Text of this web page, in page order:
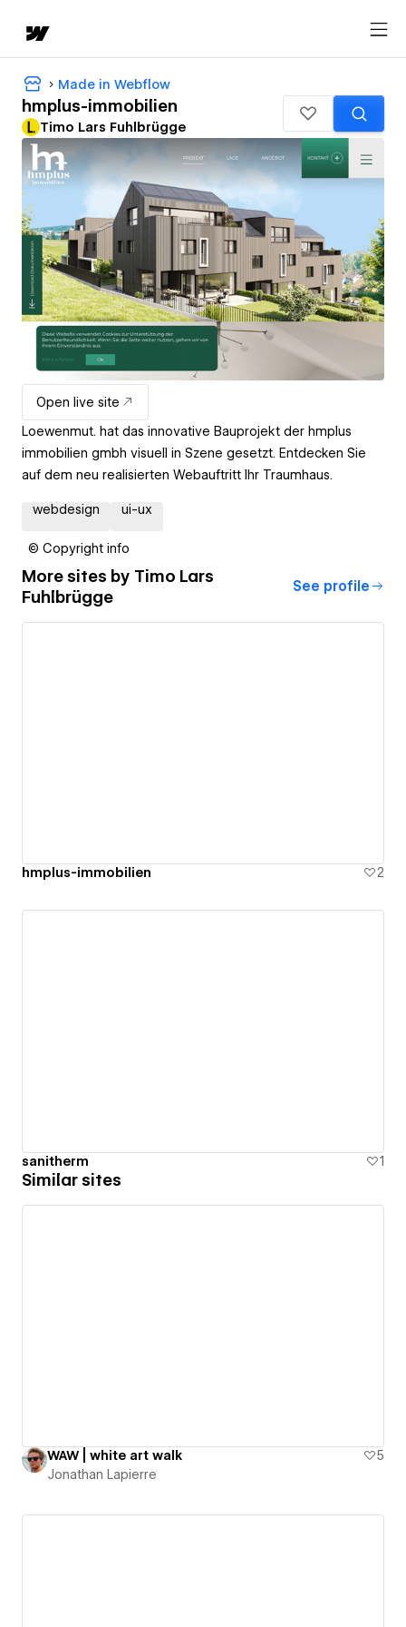
Made in Webflow
hmplus-immobilien
Timo Lars Fuhlbrügge
Open live site
Loewenmut. hat das innovative Bauprojekt der hmplus
immobilien gmbh visuell in Szene gesetzt. Entdecken Sie
auf dem neu realisierten Webauftritt Ihr Traumhaus.
webdesign ui-ux
© Copyright info
More sites by Timo Lars
Fuhlbrügge
See profile
hmplus-immobilien 2
sanitherm 1
Similar sites
WAW | white art walk
5
Jonathan Lapierre